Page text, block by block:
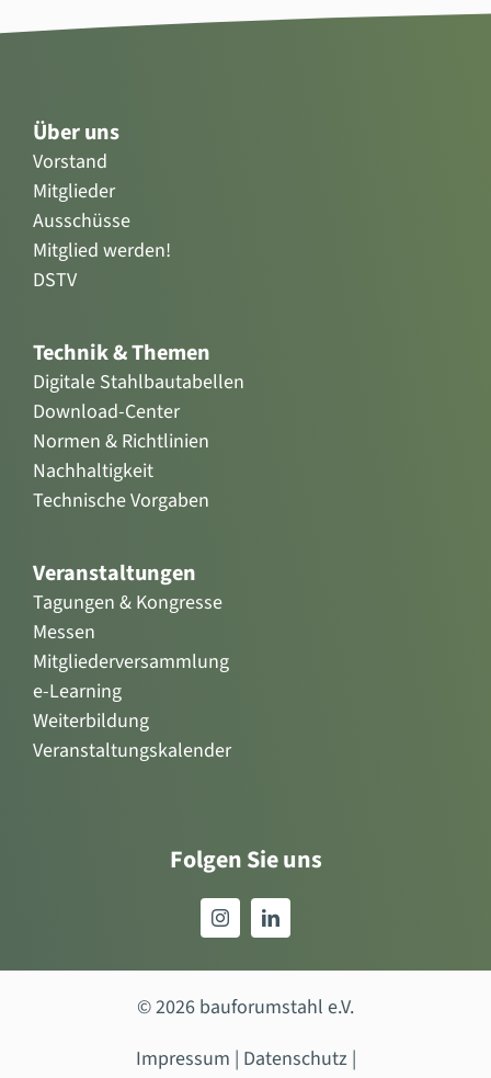
Über uns
Vorstand
Mitglieder
Ausschüsse
Mitglied werden!
DSTV
Technik & Themen
Digitale Stahlbautabellen
Download-Center
Normen & Richtlinien
Nachhaltigkeit
Technische Vorgaben
Veranstaltungen
Tagungen & Kongresse
Messen
Mitgliederversammlung
e-Learning
Weiterbildung
Veranstaltungskalender
Folgen Sie uns
© 2026 bauforumstahl e.V.
Impressum | Datenschutz|